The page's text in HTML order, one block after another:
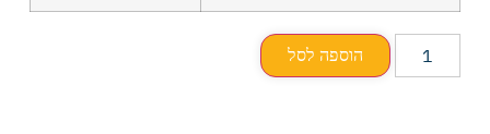
הוספה לסל